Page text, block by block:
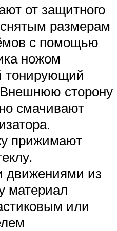
от защитного
размерам
с помощью
ножом
тонирующий
Внешнюю сторону
смачивают
прижимают
движениями из
материал
или